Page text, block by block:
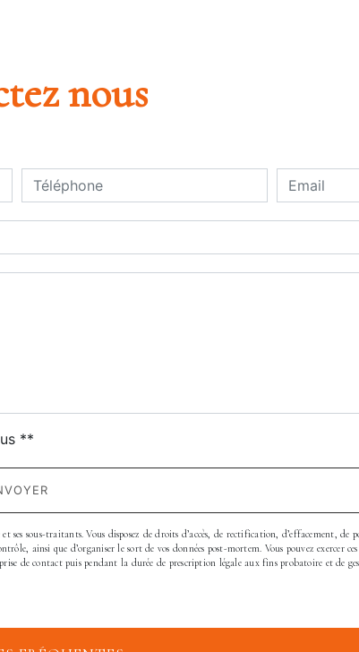
nous
**
et ses sous-traitants. Vous disposez de droits d’accès, de rectification, d’effacement,
ainsi que d’organiser le sort de vos données post-mortem. Vous pouvez exercer
de contact puis pendant la durée de prescription légale aux fins probatoire et de